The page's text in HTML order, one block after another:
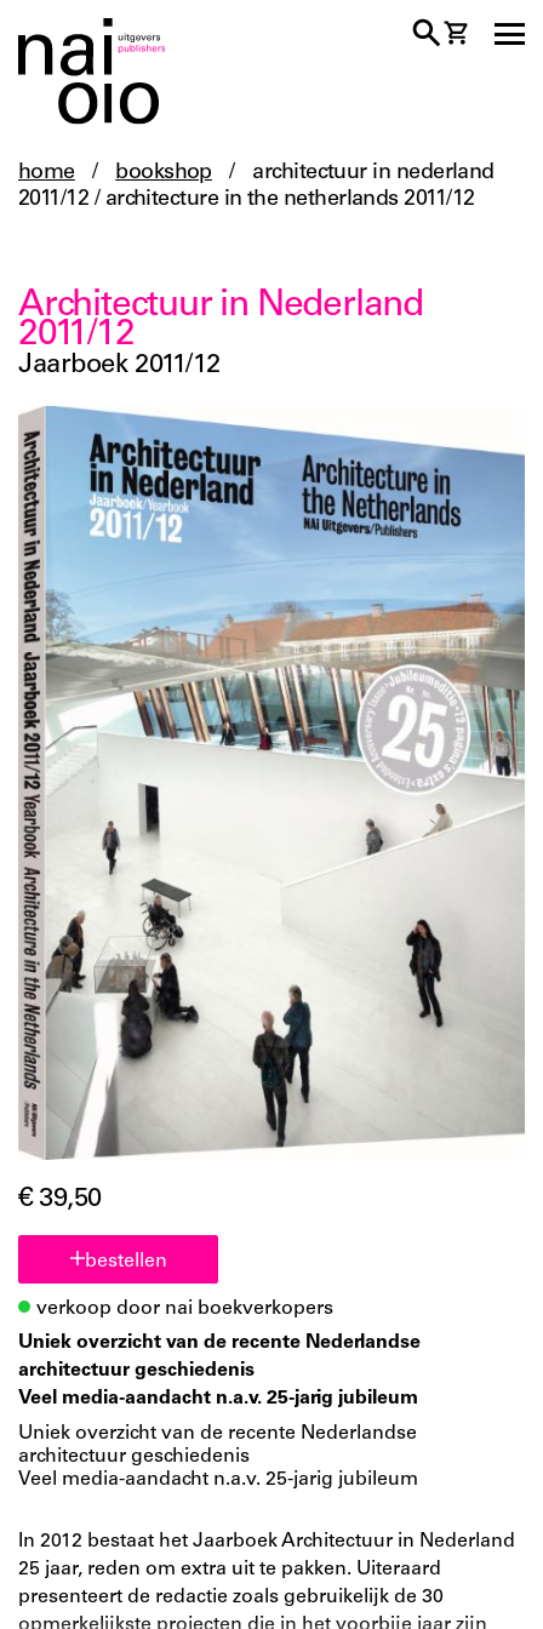
home / bookshop /
architectuur in nederland
2011/12 / architecture in the netherlands 2011/12
Architectuur in Nederland
2011/12
Jaarboek 2011/12
€ 39,50
bestellen
verkoop door nai boekverkopers
Uniek overzicht van de recente Nederlandse
architectuur geschiedenis
Veel media-aandacht n.a.v. 25-jarig jubileum
Uniek overzicht van de recente Nederlandse
architectuur geschiedenis
Veel media-aandacht n.a.v. 25-jarig jubileum
In 2012 bestaat het Jaarboek Architectuur in Nederland
25 jaar, reden om extra uit te pakken. Uiteraard
presenteert de redactie zoals gebruikelijk de 30